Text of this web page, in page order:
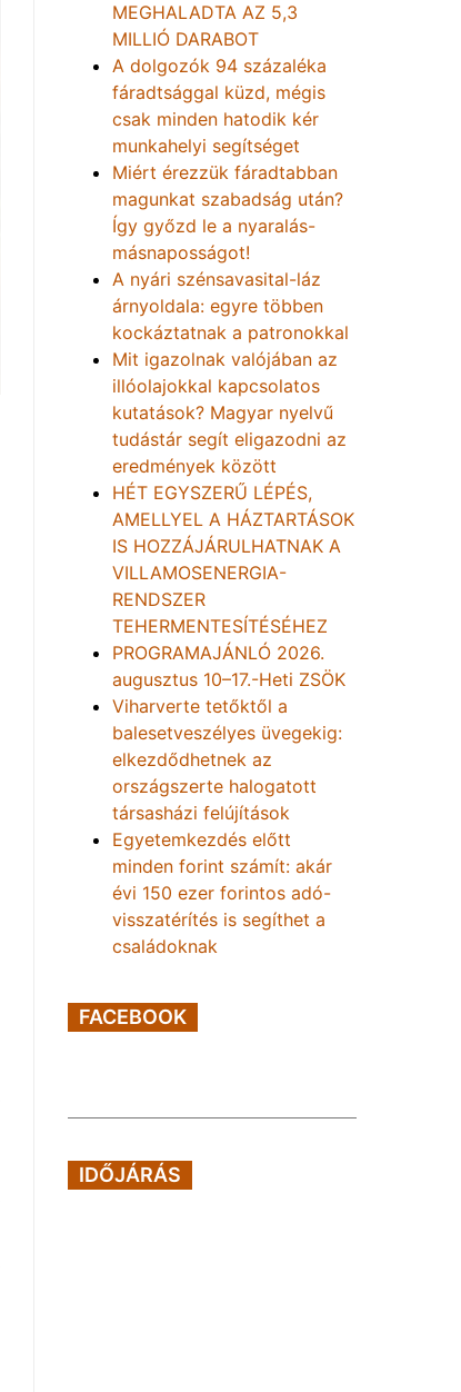
MEGHALADTA AZ 5,3
MILLIÓ DARABOT
A dolgozók 94 százaléka
fáradtsággal küzd, mégis
csak minden hatodik kér
munkahelyi segítséget
Miért érezzük fáradtabban
magunkat szabadság után?
Így győzd le a nyaralás-
másnaposságot!
A nyári szénsavasital-láz
árnyoldala: egyre többen
kockáztatnak a patronokkal
Mit igazolnak valójában az
illóolajokkal kapcsolatos
kutatások? Magyar nyelvű
tudástár segít eligazodni az
eredmények között
HÉT EGYSZERŰ LÉPÉS,
AMELLYEL A HÁZTARTÁSOK
IS HOZZÁJÁRULHATNAK A
VILLAMOSENERGIA-
RENDSZER
TEHERMENTESÍTÉSÉHEZ
PROGRAMAJÁNLÓ 2026.
augusztus 10–17.-Heti ZSÖK
Viharverte tetőktől a
balesetveszélyes üvegekig:
elkezdődhetnek az
országszerte halogatott
társasházi felújítások
Egyetemkezdés előtt
minden forint számít: akár
évi 150 ezer forintos adó-
visszatérítés is segíthet a
családoknak
FACEBOOK
IDŐJÁRÁS